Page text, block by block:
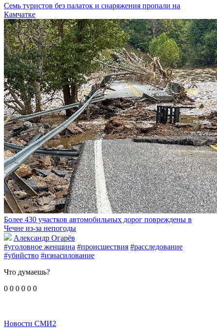
Семь туристов без палаток и снаряжения пропали на
Камчатке
Более 430 участков автомобильных дорог повреждены в
Чечне из-за непогоды
Александр Огарёв
#уголовное женщина #происшествия #расследование
#убийство #изнасилование
Что думаешь?
0 0 0 0 0 0
Новости СМИ2